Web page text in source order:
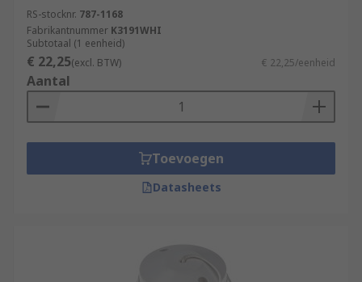
RS-stocknr. 787-1168
Fabrikantnummer K3191WHI
Subtotaal (1 eenheid)
€ 22,25(excl. BTW) € 22,25/eenheid
Aantal
Toevoegen
Datasheets